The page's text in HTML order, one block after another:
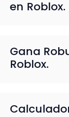
en Roblox.
Gana
Roblox.